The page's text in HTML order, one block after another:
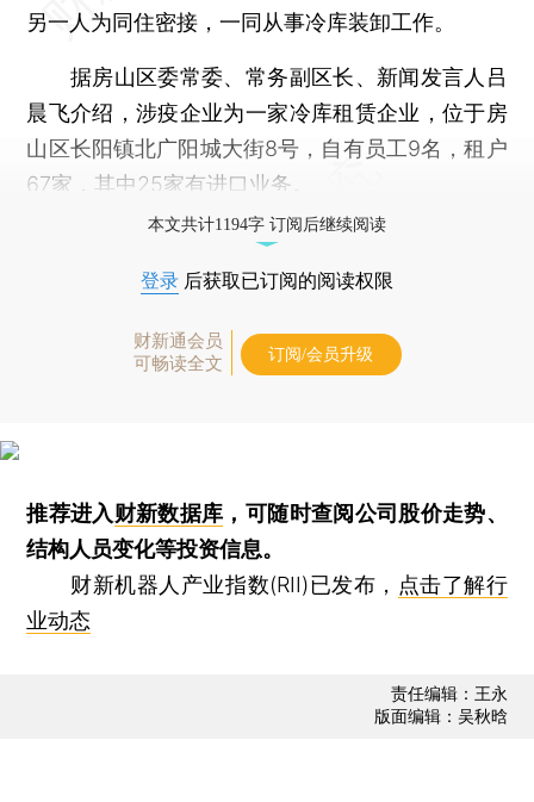
另一人为同住密接，一同从事冷库装卸工作。
据房山区委常委、常务副区长、新闻发言人吕
晨飞介绍，涉疫企业为一家冷库租赁企业，位于房
山区长阳镇北广阳城大街8号，自有员工9名，租户
67家，其中25家有进口业务。
本文共计1194字 订阅后继续阅读
登录 后获取已订阅的阅读权限
财新通会员
可畅读全文
订阅/会员升级
推荐进入财新数据库 ，可随时查阅公司股价走势、
结构人员变化等投资信息。
财新机器人产业指数(RII)已发布， 点击了解行
业动态
责任编辑：王永
版面编辑：吴秋晗